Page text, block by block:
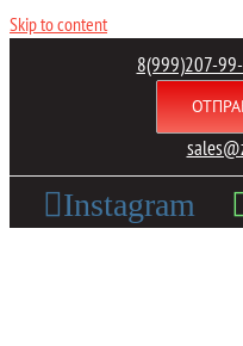
Skip to content
8(999)207-
Instagram